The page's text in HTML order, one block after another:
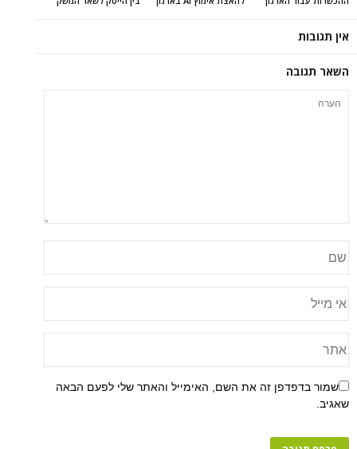
אין תגובות
השאר תגובה
שמור בדפדפן זה את השם, האימייל והאתר שלי לפעם הבאה
שאגיב.